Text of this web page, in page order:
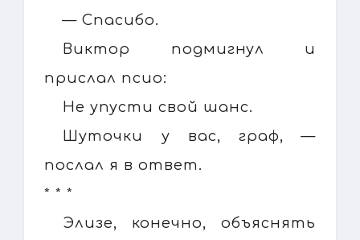
— Спасибо.
Виктор подмигнул и
прислал псио:
Не упусти свой шанс.
Шуточки у вас, граф, —
послал я в ответ.
* * *
Элизе, конечно, объяснять